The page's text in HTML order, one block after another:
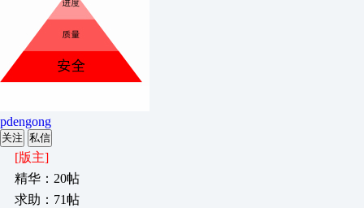
pdengong
关注 私信
[版主]
精华：20帖
求助：71帖